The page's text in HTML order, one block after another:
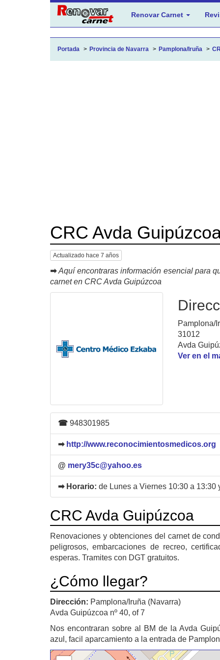
Renovar Carnet
Portada Provincia de Navarra Pamplona/Iruña
CRC Avda
Actualizado hace 7 años
➡ Aquí encontraras información esencial para
carnet en CRC Avda Guipúzcoa
Pamplona/
31012
Avda
Ver en el
☎ 948301985
➡ http://www.reconocimientosmedicos.org
@ mery35c@yahoo.es
➡ Horario: de Lunes a Viernes 10:30 a 13:30
CRC Avda Guipúzcoa
Renovaciones y obtenciones del carnet de
peligrosos, embarcaciones de recreo,
esperas. Tramites con DGT gratuitos.
¿Cómo llegar?
Dirección: Pamplona/Iruña (Navarra)
Avda Guipúzcoa nº 40, of 7
Nos encontraran sobre al BM de la Avda
azul, facil aparcamiento a la entrada de